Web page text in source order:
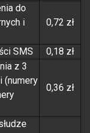
do
i
0,72 zł
SMS
0,18 zł
z 3
(numery
0,36 zł